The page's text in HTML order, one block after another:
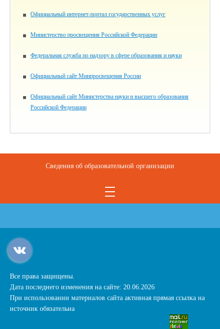
Официальный интернет-портал государственных услуг
Министерство просвещения Российской Федерации
Федеральная служба по надзору в сфере образования и науки
Официальный сайт Минпросвещения России
Официальный сайт Министерства науки и высшего образования
Российской Федерации
Сведения об образовательной организации
Все права защищены.
Дата последнего изменения на сайте: 20.06.2026
При использовании материалов сайта активная прямая ссылка на
источник обязательна